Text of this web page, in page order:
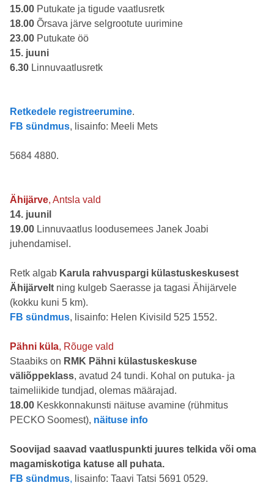
15.00 Putukate ja tigude vaatlusretk
18.00 Õrsava järve selgrootute uurimine
23.00 Putukate öö
15. juuni
6.30 Linnuvaatlusretk
Retkedele registreerumine.
FB sündmus, lisainfo: Meeli Mets
5684 4880.
Ähijärve, Antsla vald
14. juunil
19.00 Linnuvaatlus loodusemees Janek Joabi
juhendamisel.
Retk algab Karula rahvuspargi külastuskeskusest
Ähijärvelt ning kulgeb Saerasse ja tagasi Ähijärvele
(kokku kuni 5 km).
FB sündmus, lisainfo: Helen Kivisild 525 1552.
Pähni küla, Rõuge vald
Staabiks on RMK Pähni külastuskeskuse
väliõppeklass, avatud 24 tundi. Kohal on putuka- ja
taimeliikide tundjad, olemas määrajad.
18.00 Keskkonnakunsti näituse avamine (rühmitus
PECKO Soomest), näituse info
Soovijad saavad vaatluspunkti juures telkida või oma
magamiskotiga katuse all puhata.
FB sündmus, lisainfo: Taavi Tatsi 5691 0529.